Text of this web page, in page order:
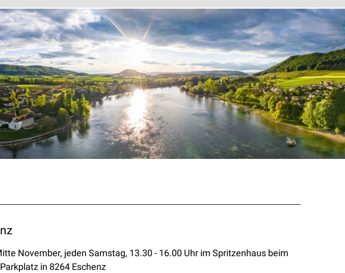
November, jeden Samstag, 13.30 - 16.00 Uhr im Spritzenhaus beim
in 8264 Eschenz